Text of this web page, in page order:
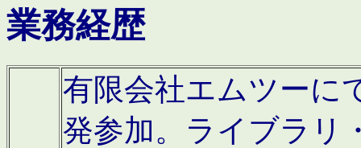
業務経歴
有限会社エムツーに
発参加。ライブラリ